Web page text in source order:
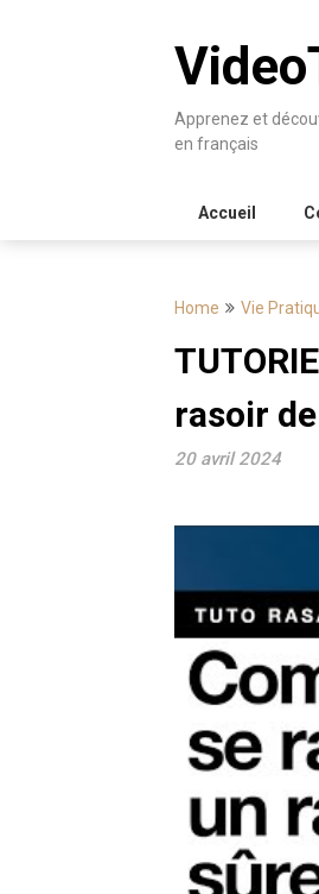
Apprenez et
en français
Accueil
Home Vie
rasoir
20 avril 2024